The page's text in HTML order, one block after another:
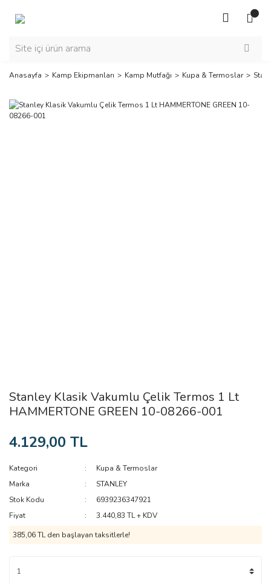
Anasayfa Kamp Ekipmanları Kamp Mutfağı Kupa & Termoslar
Stanley Klasik Vakumlu Çelik Termos 1 Lt
HAMMERTONE GREEN 10-08266-001
4.129,00 TL
Kategori
Kupa & Termoslar
Marka
STANLEY
Stok Kodu
6939236347921
Fiyat
3.440,83 TL + KDV
385,06 TL den başlayan taksitlerle!